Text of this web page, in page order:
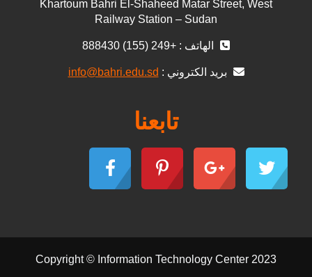
Khartoum Bahri El-Shaheed Matar Street, West
Railway Station – Sudan
الهاتف : +249 (155) 888430
بريد الكتروني : info@bahri.edu.sd
تابعنا
Copyright © Information Technology Center 2023